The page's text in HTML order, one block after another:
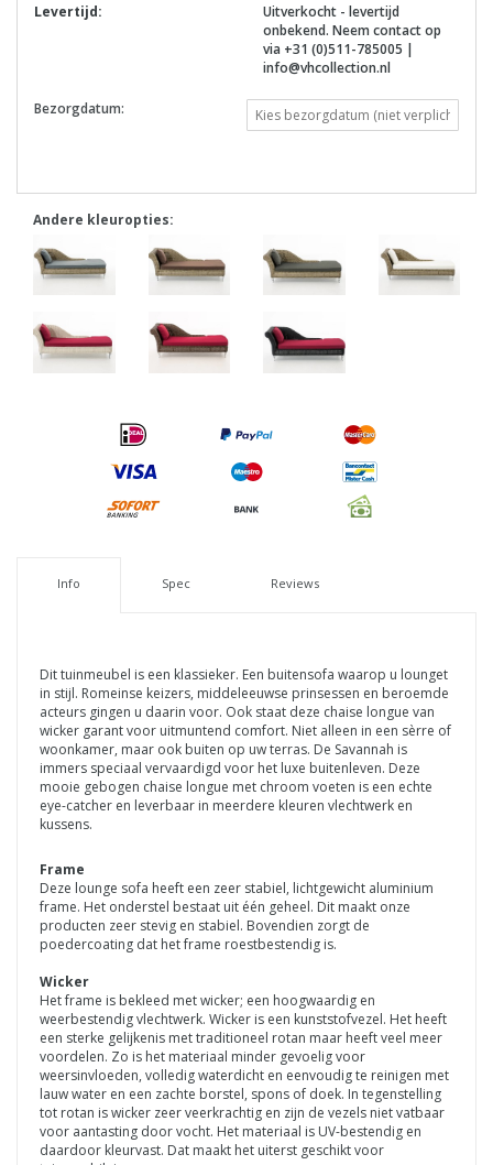
Levertijd:
Uitverkocht - levertijd
onbekend. Neem contact op
via +31 (0)511-785005 |
info@vhcollection.nl
Bezorgdatum:
Andere kleuropties:
Info Spec Reviews
Dit tuinmeubel is een klassieker. Een buitensofa waarop u lounget
in stijl. Romeinse keizers, middeleeuwse prinsessen en beroemde
acteurs gingen u daarin voor. Ook staat deze chaise longue van
wicker garant voor uitmuntend comfort. Niet alleen in een sèrre of
woonkamer, maar ook buiten op uw terras. De Savannah is
immers speciaal vervaardigd voor het luxe buitenleven. Deze
mooie gebogen chaise longue met chroom voeten is een echte
eye-catcher en leverbaar in meerdere kleuren vlechtwerk en
kussens.
Frame
Deze lounge sofa heeft een zeer stabiel, lichtgewicht aluminium
frame. Het onderstel bestaat uit één geheel. Dit maakt onze
producten zeer stevig en stabiel. Bovendien zorgt de
poedercoating dat het frame roestbestendig is.
Wicker
Het frame is bekleed met wicker; een hoogwaardig en
weerbestendig vlechtwerk. Wicker is een kunststofvezel. Het heeft
een sterke gelijkenis met traditioneel rotan maar heeft veel meer
voordelen. Zo is het materiaal minder gevoelig voor
weersinvloeden, volledig waterdicht en eenvoudig te reinigen met
lauw water en een zachte borstel, spons of doek. In tegenstelling
tot rotan is wicker zeer veerkrachtig en zijn de vezels niet vatbaar
voor aantasting door vocht. Het materiaal is UV-bestendig en
daardoor kleurvast. Dat maakt het uiterst geschikt voor